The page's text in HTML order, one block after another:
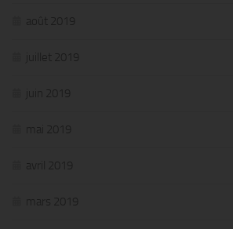
août 2019
juillet 2019
juin 2019
mai 2019
avril 2019
mars 2019